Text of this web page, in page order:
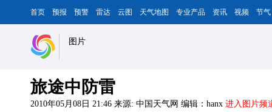
首页 预报 预警 雷达 云图 天气地图 专业产品 资讯 视频 节气
图片
旅途中防雷
2010年05月08日 21:46 来源: 中国天气网 编辑：hanx 进入图片频